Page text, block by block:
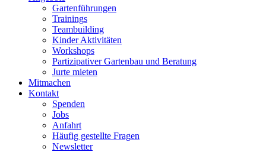
Gartenführungen
Trainings
Teambuilding
Kinder Aktivitäten
Workshops
Partizipativer Gartenbau und Beratung
Jurte mieten
Mitmachen
Kontakt
Spenden
Jobs
Anfahrt
Häufig gestellte Fragen
Newsletter